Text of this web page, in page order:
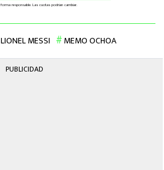
LIONEL MESSI MEMO OCHOA
PUBLICIDAD